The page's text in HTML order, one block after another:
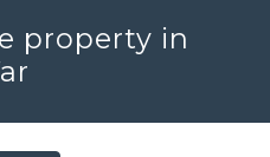
property in